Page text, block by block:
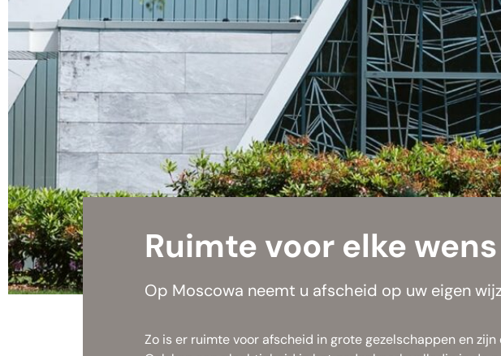
Ruimte voor elke wens
Op Moscowa neemt u afscheid op uw eigen
Zo is er ruimte voor afscheid in grote gezelschappen en